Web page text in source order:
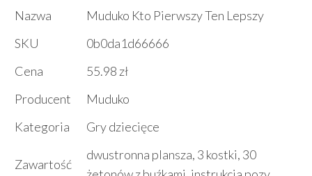
Nazwa
Muduko Kto Pierwszy Ten Lepszy
SKU
0b0da1d66666
Cena
55.98 zł
Producent
Muduko
Kategoria
Gry dziecięce
Zawartość
dwustronna plansza, 3 kostki, 30